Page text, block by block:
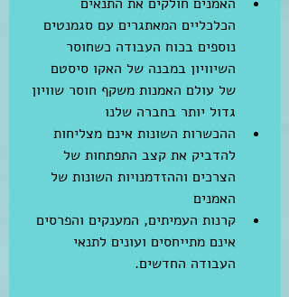
הכלכליים המאתגרים עם סגמנטים
נוספים בכוח העבודה כשחוסר
השיוויון במבנה של האקו סיסטם
של עולם האמנות משקף חוסר שוויון
גדול יותר בחברה שלנו
ההכשרות השונות אינם מצליחות
להדביק את קצב התפתחות של
הצרכים וההזדמנויות השונות של
האמנים
קרנות העמיתים, המענקים והפרסים
אינם מתייחסים ועונים לתנאי
העבודה החדשים.